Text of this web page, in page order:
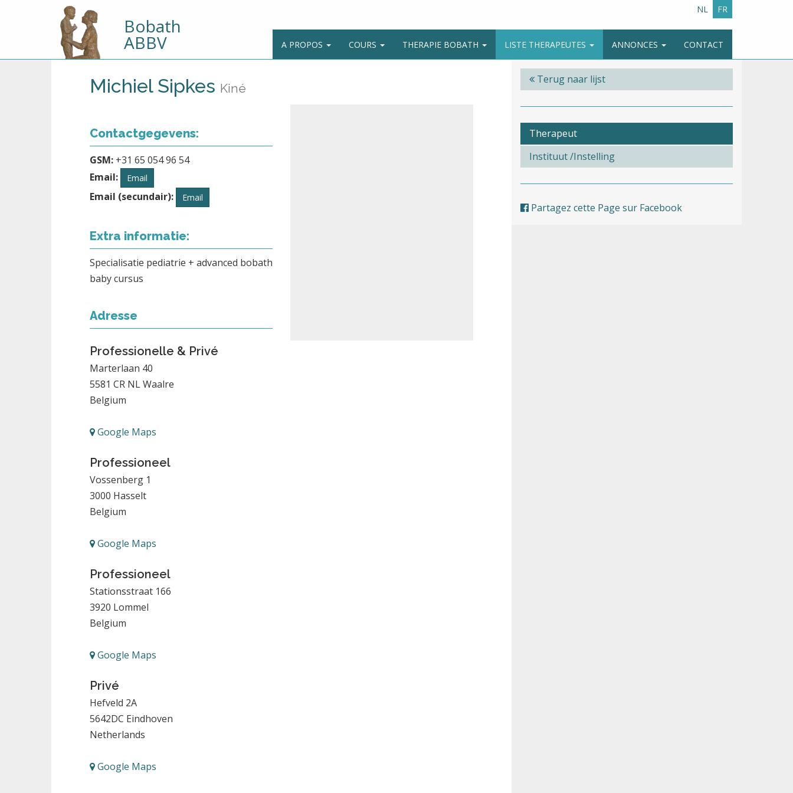
Bobath
ABBV
NL FR
A PROPOS COURS THERAPIE BOBATH LISTE THERAPEUTES ANNONCES CONTACT
Terug naar lijst
Therapeut
Instituut /Instelling
Partagez cette Page sur Facebook
Michiel Sipkes Kiné
Contactgegevens:
GSM: +31 65 054 96 54
Email:
Email
Email (secundair): Email
Extra informatie:
Specialisatie pediatrie + advanced bobath
baby cursus
Adresse
Professionelle & Privé
Marterlaan 40
5581 CR NL Waalre
Belgium
Google Maps
Professioneel
Vossenberg 1
3000 Hasselt
Belgium
Google Maps
Professioneel
Stationsstraat 166
3920 Lommel
Belgium
Google Maps
Privé
Hefveld 2A
5642DC Eindhoven
Netherlands
Google Maps